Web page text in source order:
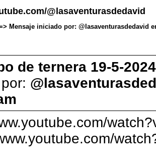
@lasaventurasdedavid
Mensaje iniciado por: @lasaventurasdedavid
de ternera 19-5-2024